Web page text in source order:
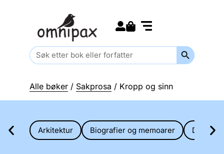
Search
for:
Search
Alle bøker / Sakprosa / Kropp og sinn
Arkitektur Biografier og memoarer Diverse